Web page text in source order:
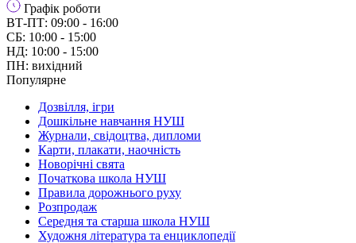
Графік роботи
ВТ-ПТ: 09:00 - 16:00
СБ: 10:00 - 15:00
НД: 10:00 - 15:00
ПН: вихідний
Популярне
Дозвілля, ігри
Дошкільне навчання НУШ
Журнали, свідоцтва, дипломи
Карти, плакати, наочність
Новорічні свята
Початкова школа НУШ
Правила дорожнього руху
Розпродаж
Середня та старша школа НУШ
Художня література та енциклопедії